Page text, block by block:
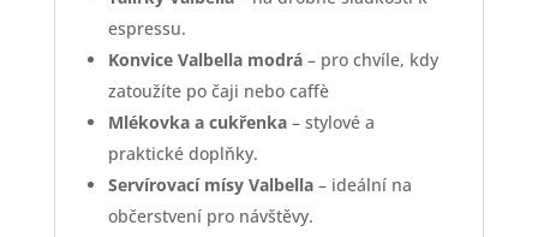
espressu.
Konvice Valbella modrá– pro chvíle, kdy
zatoužíte po čaji nebo caffè
Mlékovka a cukřenka– stylové a
praktické doplňky.
Servírovací mísy Valbella– ideální na
občerstvení pro návštěvy.